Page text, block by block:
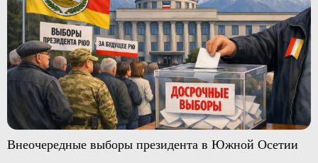
Внеочередные выборы президента в Южной Осетии